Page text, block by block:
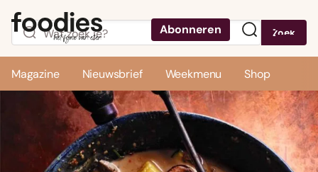
Abonneren Zoek
Magazine Nieuwsbrief Weekmenu Shop